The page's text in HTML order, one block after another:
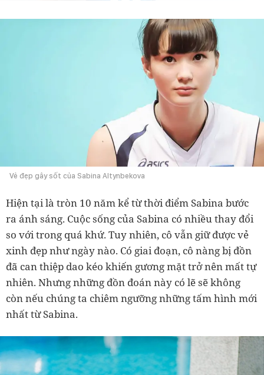
Vẻ đẹp gây sốt của Sabina Altynbekova
Hiện tại là tròn 10 năm kể từ thời điểm Sabina bước
ra ánh sáng. Cuộc sống của Sabina có nhiều thay đổi
so với trong quá khứ. Tuy nhiên, cô vẫn giữ được vẻ
xinh đẹp như ngày nào. Có giai đoạn, cô nàng bị đồn
đã can thiệp dao kéo khiến gương mặt trở nên mất tự
nhiên. Nhưng những đồn đoán này có lẽ sẽ không
còn nếu chúng ta chiêm ngưỡng những tấm hình mới
nhất từ Sabina.